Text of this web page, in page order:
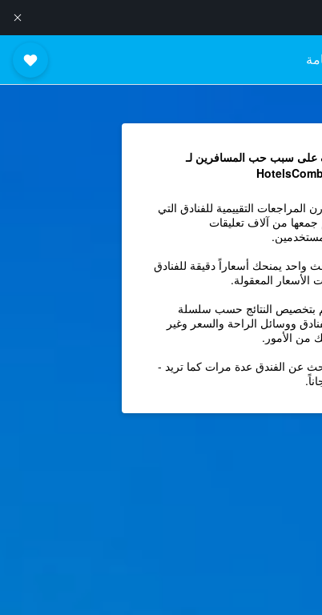
على سبب حب المسافرين لـ
المراجعات التقييمية للفنادق التي
جمعها من آلاف تعليقات
واحد يمنحك أسعاراً دقيقة للفنادق
الأسعار المعقولة.
بتخصيص النتائج حسب سلسلة
ووسائل الراحة والسعر وغير
من الأمور.
عن الفندق عدة مرات كما تريد -